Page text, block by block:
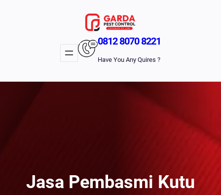
0812 8070 8221
Have You Any Quires ?
Jasa Pembasmi Kutu